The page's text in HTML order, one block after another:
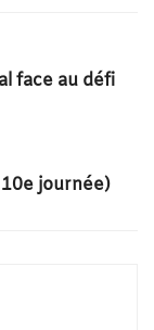
face au défi
journée)